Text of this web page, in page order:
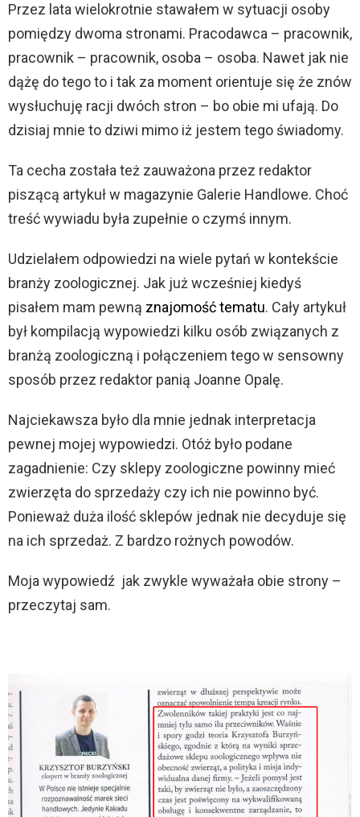
ź
w
i
ę
k
o
w
y
c
Przez lata wielokrotnie stawałem w sytuacji osoby
pomiędzy dwoma stronami. Pracodawca – pracownik,
pracownik – pracownik, osoba – osoba. Nawet jak nie
dążę do tego to i tak za moment orientuje się że znów
wysłuchuję racji dwóch stron – bo obie mi ufają. Do
dzisiaj mnie to dziwi mimo iż jestem tego świadomy.
Ta cecha została też zauważona przez redaktor
piszącą artykuł w magazynie Galerie Handlowe. Choć
treść wywiadu była zupełnie o czymś innym.
Udzielałem odpowiedzi na wiele pytań w kontekście
branży zoologicznej. Jak już wcześniej kiedyś
pisałem mam pewną znajomość tematu. Cały artykuł
był kompilacją wypowiedzi kilku osób związanych z
branżą zoologiczną i połączeniem tego w sensowny
sposób przez redaktor panią Joanne Opalę.
Najciekawsza było dla mnie jednak interpretacja
pewnej mojej wypowiedzi. Otóż było podane
zagadnienie: Czy sklepy zoologiczne powinny mieć
zwierzęta do sprzedaży czy ich nie powinno być.
Ponieważ duża ilość sklepów jednak nie decyduje się
na ich sprzedaż. Z bardzo rożnych powodów.
Moja wypowiedź jak zwykle wyważała obie strony –
przeczytaj sam.